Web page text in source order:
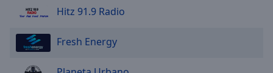
Hitz 91.9 Radio
Fresh Energy